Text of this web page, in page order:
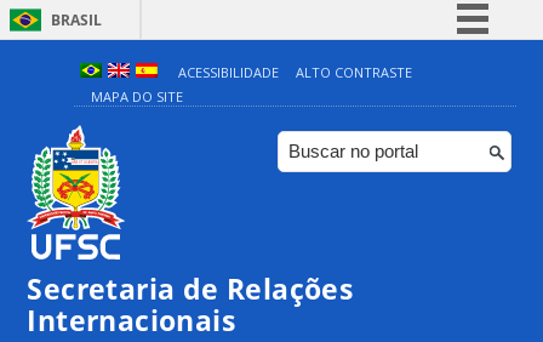
BRASIL
Simplifique!
Comunica BR
Participe
ACESSIBILIDADE
ALTO CONTRASTE
MAPA DO SITE
Secretaria de Relações
Internacionais